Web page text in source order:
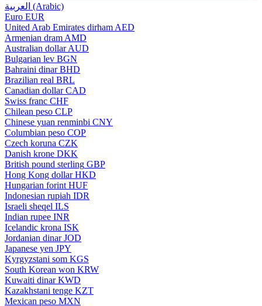
العربية (Arabic)
Euro EUR
United Arab Emirates dirham AED
Armenian dram AMD
Australian dollar AUD
Bulgarian lev BGN
Bahraini dinar BHD
Brazilian real BRL
Canadian dollar CAD
Swiss franc CHF
Chilean peso CLP
Chinese yuan renminbi CNY
Columbian peso COP
Czech koruna CZK
Danish krone DKK
British pound sterling GBP
Hong Kong dollar HKD
Hungarian forint HUF
Indonesian rupiah IDR
Israeli sheqel ILS
Indian rupee INR
Icelandic krona ISK
Jordanian dinar JOD
Japanese yen JPY
Kyrgyzstani som KGS
South Korean won KRW
Kuwaiti dinar KWD
Kazakhstani tenge KZT
Mexican peso MXN